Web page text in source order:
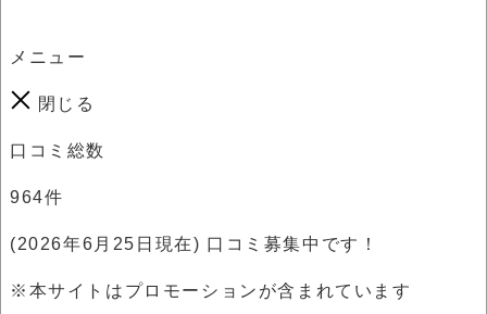
メニュー
閉じる
口コミ総数
964件
(2026年6月25日現在) 口コミ募集中です！
※本サイトはプロモーションが含まれています